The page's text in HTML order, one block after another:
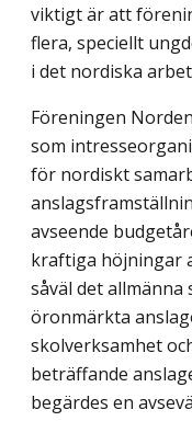
viktigt är att
flera, speciellt
i det nordiska
Föreningen
som
för nordiskt
avseende
kraftiga höjningar
såväl det allmänna
öronmärkta
skolverksamhet
beträffande
begärdes en